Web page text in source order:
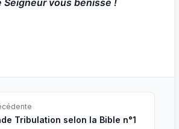
Tribulation selon la Bible n°1